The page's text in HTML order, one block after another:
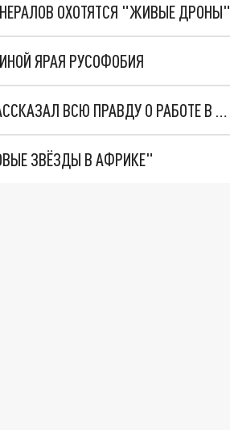
ОХОТЯТСЯ "ЖИВЫЕ ДРОНЫ"
ЯРАЯ РУСОФОБИЯ
СБЕЖАВШИЙ ИЗ РОССИИ КОМИК ДАНИЛА ПОПЕРЕЧНЫЙ РАССКАЗАЛ ВСЮ ПРАВДУ О РАБОТЕ В США
ЗВЁЗДЫ В АФРИКЕ"